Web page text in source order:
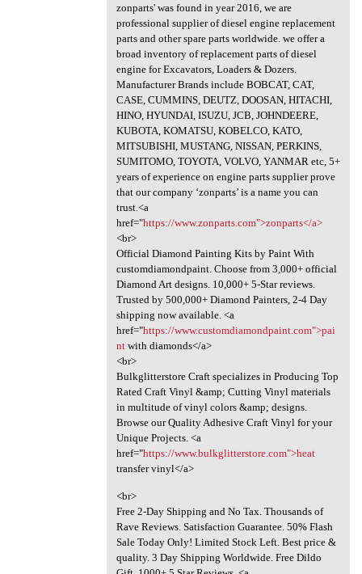
zonparts' was found in year 2016, we are
professional supplier of diesel engine replacement
parts and other spare parts worldwide. we offer a
broad inventory of replacement parts of diesel
engine for Excavators, Loaders & Dozers.
Manufacturer Brands include BOBCAT, CAT,
CASE, CUMMINS, DEUTZ, DOOSAN, HITACHI,
HINO, HYUNDAI, ISUZU, JCB, JOHNDEERE,
KUBOTA, KOMATSU, KOBELCO, KATO,
MITSUBISHI, MUSTANG, NISSAN, PERKINS,
SUMITOMO, TOYOTA, VOLVO, YANMAR etc, 5+
years of experience on engine parts supplier prove
that our company ‘zonparts’ is a name you can
trust.<a
href="https://www.zonparts.com">zonparts</a>
<br>
Official Diamond Painting Kits by Paint With
customdiamondpaint. Choose from 3,000+ official
Diamond Art designs. 10,000+ 5-Star reviews.
Trusted by 500,000+ Diamond Painters, 2-4 Day
shipping now available. <a
href="https://www.customdiamondpaint.com">pai
ntwith diamonds</a>
<br>
Bulkglitterstore Craft specializes in Producing Top
Rated Craft Vinyl &amp; Cutting Vinyl materials
in multitude of vinyl colors &amp; designs.
Browse our Quality Adhesive Craft Vinyl for your
Unique Projects. <a
href="https://www.bulkglitterstore.com">heat
transfer vinyl</a>
<br>
Free 2-Day Shipping and No Tax. Thousands of
Rave Reviews. Satisfaction Guarantee. 50% Flash
Sale Today Only! Limited Stock Left. Best price &
quality. 3 Day Shipping Worldwide. Free Dildo